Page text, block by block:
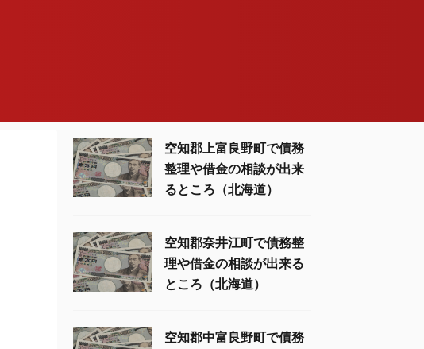
空知郡上富良野町で債務
整理や借金の相談が出来
るところ（北海道）
空知郡奈井江町で債務整
理や借金の相談が出来る
ところ（北海道）
空知郡中富良野町で債務